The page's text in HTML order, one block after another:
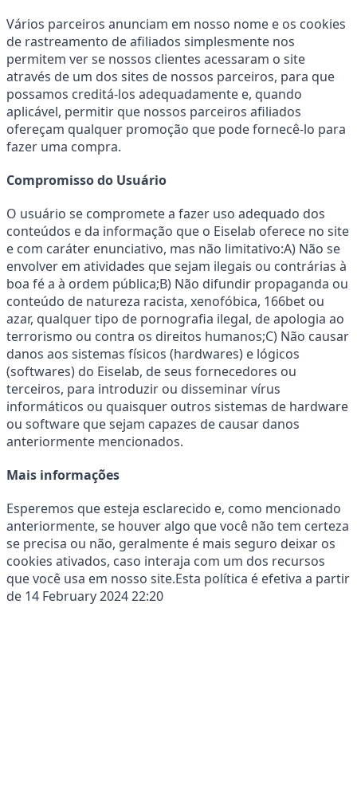
Vários parceiros anunciam em nosso nome e os cookies
de rastreamento de afiliados simplesmente nos
permitem ver se nossos clientes acessaram o site
através de um dos sites de nossos parceiros, para que
possamos creditá-los adequadamente e, quando
aplicável, permitir que nossos parceiros afiliados
ofereçam qualquer promoção que pode fornecê-lo para
fazer uma compra.
Compromisso do Usuário
O usuário se compromete a fazer uso adequado dos
conteúdos e da informação que o Eiselab oferece no site
e com caráter enunciativo, mas não limitativo:A) Não se
envolver em atividades que sejam ilegais ou contrárias à
boa fé a à ordem pública;B) Não difundir propaganda ou
conteúdo de natureza racista, xenofóbica, 166bet ou
azar, qualquer tipo de pornografia ilegal, de apologia ao
terrorismo ou contra os direitos humanos;C) Não causar
danos aos sistemas físicos (hardwares) e lógicos
(softwares) do Eiselab, de seus fornecedores ou
terceiros, para introduzir ou disseminar vírus
informáticos ou quaisquer outros sistemas de hardware
ou software que sejam capazes de causar danos
anteriormente mencionados.
Mais informações
Esperemos que esteja esclarecido e, como mencionado
anteriormente, se houver algo que você não tem certeza
se precisa ou não, geralmente é mais seguro deixar os
cookies ativados, caso interaja com um dos recursos
que você usa em nosso site.Esta política é efetiva a partir
de 14 February 2024 22:20